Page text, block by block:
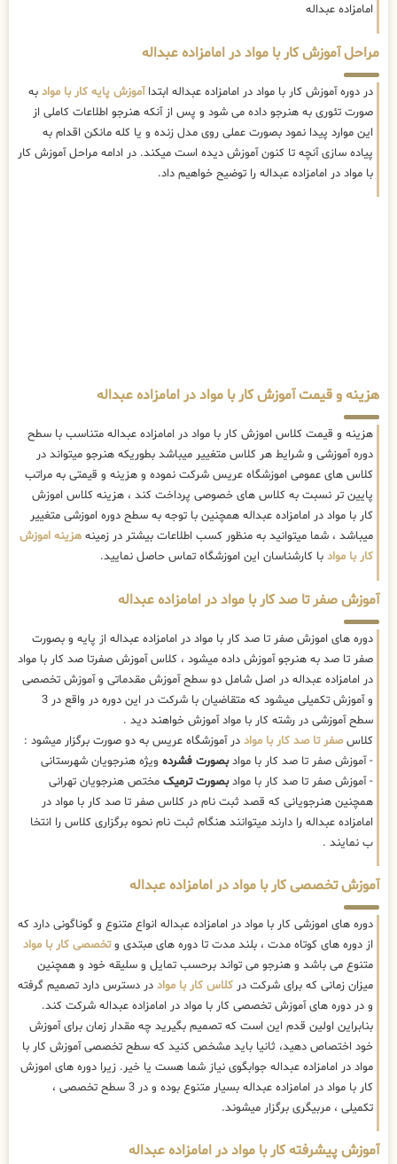
امامزاده عبداله
مراحل آموزش کار با مواد در امامزاده عبداله
در دوره آموزش کار با مواد در امامزاده عبداله ابتداآموزش پایه کار با مواد به
صورت تئوری به هنرجو داده می شود و پس از آنکه هنرجو اطلاعات کاملی از
این موارد پیدا نمود بصورت عملی روی مدل زنده و یا کله مانکن اقدام به
پیاده سازی آنچه تا کنون آموزش دیده است میکند. در ادامه مراحل آموزش کار
با مواد در امامزاده عبداله را توضیح خواهیم داد.
هزینه و قیمت آموزش کار با مواد در امامزاده عبداله
هزینه و قیمت کلاس اموزش کار با مواد در امامزاده عبداله متناسب با سطح
دوره آموزشی و شرایط هر کلاس متغییر میباشد بطوریکه هنرجو میتواند در
کلاس های عمومی اموزشگاه عریس شرکت نموده و هزینه و قیمتی به مراتب
پایین تر نسبت به کلاس های خصوصی پرداخت کند ، هزینه کلاس اموزش
کار با مواد در امامزاده عبداله همچنین با توجه به سطح دوره اموزشی متغییر
میباشد ، شما میتوانید به منظور کسب اطلاعات بیشتر در زمینه هزینه اموزش
کار با مواد با کارشناسان این اموزشگاه تماس حاصل نمایید.
آموزش صفر تا صد کار با مواد در امامزاده عبداله
دوره های اموزش صفر تا صد کار با مواد در امامزاده عبداله از پایه و بصورت
صفر تا صد به هنرجو آموزش داده میشود ، کلاس آموزش صفرتا صد کار با مواد
در امامزاده عبداله در اصل شامل دو سطح آموزش مقدماتی و آموزش تخصصی
و آموزش تکمیلی میشود که متقاضیان با شرکت در این دوره در واقع در 3
سطح آموزشی در رشته کار با مواد آموزش خواهند دید .
کلاسصفر تا صد کار با مواد در آموزشگاه عریس به دو صورت برگزار میشود :
- آموزش صفر تا صد کار با موادبصورت فشرده ویژه هنرجویان شهرستانی
- آموزش صفر تا صد کار با موادبصورت ترمیک مختص هنرجویان تهرانی
همچنین هنرجویانی که قصد ثبت نام در کلاس صفر تا صد کار با مواد در
امامزاده عبداله را دارند میتوانند هنگام ثبت نام نحوه برگزاری کلاس را انتخا
ب نمایند .
آموزش تخصصی کار با مواد در امامزاده عبداله
دوره های اموزشی کار با مواد در امامزاده عبداله انواع متنوع و گوناگونی دارد که
از دوره های کوتاه مدت ، بلند مدت تا دوره های مبتدی وتخصصی کار با مواد
متنوع می باشد و هنرجو می تواند برحسب تمایل و سلیقه خود و همچنین
میزان زمانی که برای شرکت در کلاس کار با مواد در دسترس دارد تصمیم گرفته
و در دوره های آموزش تخصصی کار با مواد در امامزاده عبداله شرکت کند.
بنابراین اولین قدم این است که تصمیم بگیرید چه مقدار زمان برای آموزش
خود اختصاص دهید، ثانیا باید مشخص کنید که سطح تخصصی آموزش کار با
مواد در امامزاده عبداله جوابگوی نیاز شما هست یا خیر. زیرا دوره های اموزش
کار با مواد در امامزاده عبداله بسیار متنوع بوده و در 3 سطح تخصصی ،
تکمیلی ، مربیگری برگزار میشوند.
آموزش پیشرفته کار با مواد در امامزاده عبداله